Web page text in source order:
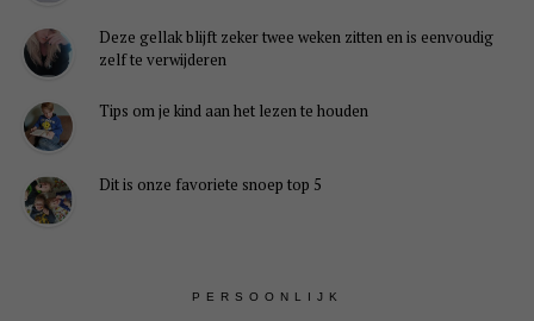
Deze gellak blijft zeker twee weken zitten en is eenvoudig
zelf te verwijderen
Tips om je kind aan het lezen te houden
Dit is onze favoriete snoep top 5
PERSOONLIJK